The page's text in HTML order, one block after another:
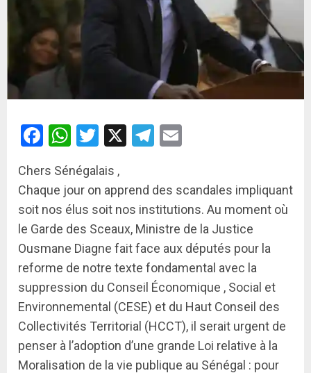
Facebook
WhatsApp
Twitter
X Telegram
Chers Sénégalais ,
Chaque jour on apprend des scandales impliquant
soit nos élus soit nos institutions. Au moment où
le Garde des Sceaux, Ministre de la Justice
Ousmane Diagne fait face aux députés pour la
reforme de notre texte fondamental avec la
suppression du Conseil Économique , Social et
Environnemental (CESE) et du Haut Conseil des
Collectivités Territorial (HCCT), il serait urgent de
penser à l’adoption d’une grande Loi relative à la
Moralisation de la vie publique au Sénégal : pour